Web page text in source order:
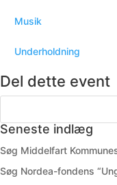
Musik
Underholdning
Del dette event
Seneste indlæg
Søg Middelfart
Søg Nordea-fondens